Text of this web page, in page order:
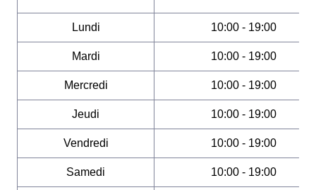
Lundi 10:00 - 19:00
Mardi 10:00 - 19:00
Mercredi 10:00 - 19:00
Jeudi 10:00 - 19:00
Vendredi 10:00 - 19:00
Samedi 10:00 - 19:00